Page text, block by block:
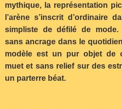
mythique, la représentation
l’arène s’inscrit d’ordinaire
simpliste de défilé de
sans ancrage dans le
modèle est un pur objet de
muet et sans relief sur des
un parterre béat.